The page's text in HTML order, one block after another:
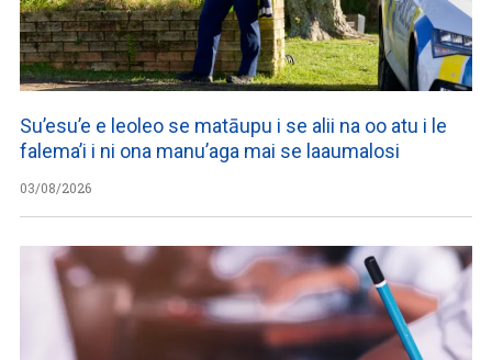
Su’esu’e e leoleo se matāupu i se alii na oo atu i le
falema’i i ni ona manu’aga mai se laaumalosi
03/08/2026